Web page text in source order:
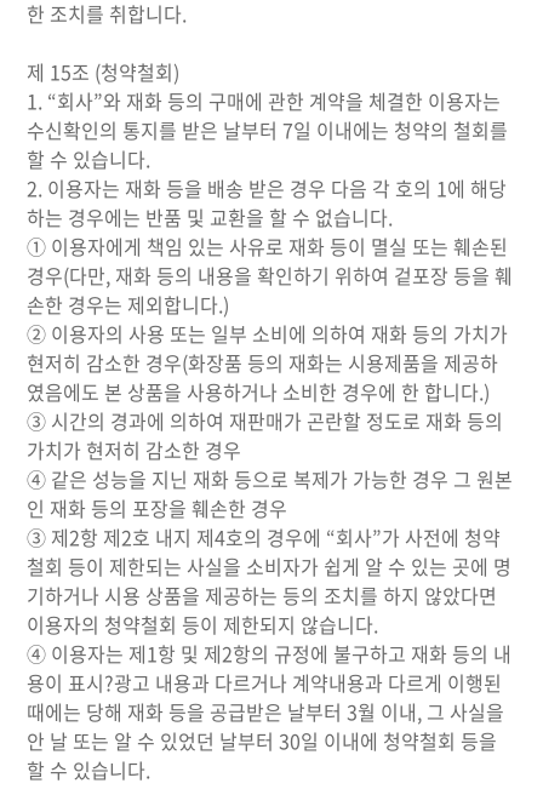
한 조치를 취합니다.
제 15조 (청약철회)
1. “회사”와 재화 등의 구매에 관한 계약을 체결한 이용자는
수신확인의 통지를 받은 날부터 7일 이내에는 청약의 철회를
할 수 있습니다.
2. 이용자는 재화 등을 배송 받은 경우 다음 각 호의 1에 해당
하는 경우에는 반품 및 교환을 할 수 없습니다.
① 이용자에게 책임 있는 사유로 재화 등이 멸실 또는 훼손된
경우(다만, 재화 등의 내용을 확인하기 위하여 겉포장 등을 훼
손한 경우는 제외합니다.)
② 이용자의 사용 또는 일부 소비에 의하여 재화 등의 가치가
현저히 감소한 경우(화장품 등의 재화는 시용제품을 제공하
였음에도 본 상품을 사용하거나 소비한 경우에 한 합니다.)
③ 시간의 경과에 의하여 재판매가 곤란할 정도로 재화 등의
가치가 현저히 감소한 경우
④ 같은 성능을 지닌 재화 등으로 복제가 가능한 경우 그 원본
인 재화 등의 포장을 훼손한 경우
③ 제2항 제2호 내지 제4호의 경우에 “회사”가 사전에 청약
철회 등이 제한되는 사실을 소비자가 쉽게 알 수 있는 곳에 명
기하거나 시용 상품을 제공하는 등의 조치를 하지 않았다면
이용자의 청약철회 등이 제한되지 않습니다.
④ 이용자는 제1항 및 제2항의 규정에 불구하고 재화 등의 내
용이 표시?광고 내용과 다르거나 계약내용과 다르게 이행된
때에는 당해 재화 등을 공급받은 날부터 3월 이내, 그 사실을
안 날 또는 알 수 있었던 날부터 30일 이내에 청약철회 등을
할 수 있습니다.